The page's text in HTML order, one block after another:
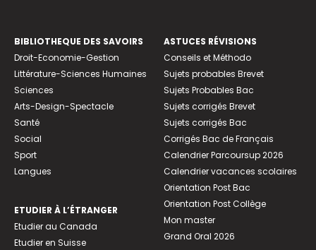
BIBLIOTHEQUE DES SAVOIRS
Droit-Economie-Gestion
Littérature-Sciences Humaines
Sciences
Arts-Design-Spectacle
Santé
Social
Sport
Langues
ETUDIER À L’ÉTRANGER
Etudier au Canada
Etudier en Suisse
ASTUCES RÉVISIONS
Conseils et Méthodo
Sujets probables Brevet
Sujets Probables Bac
Sujets corrigés Brevet
Sujets corrigés Bac
Corrigés Bac de Français
Calendrier Parcoursup 2026
Calendrier vacances scolaires
Orientation Post Bac
Orientation Post Collège
Mon master
Grand Oral 2026